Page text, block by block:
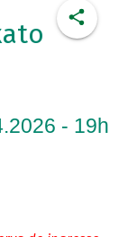
- 19h